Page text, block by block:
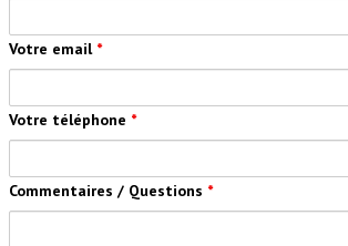
Votre email *
Votre téléphone *
Commentaires / Questions *